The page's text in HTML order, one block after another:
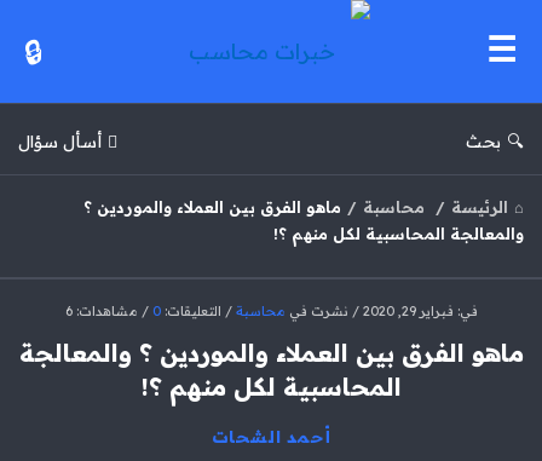
خبرات
محاسب
بحث أسأل سؤال
الرئيسة / محاسبة / ماهو الفرق بين العملاء والموردين ؟
والمعالجة المحاسبية لكل منهم ؟!
خبرات
محاسب
في: فبراير 29, 2020 نشرت في محاسبة التعليقات:0 مشاهدات: 6
ماهو الفرق بين العملاء والموردين ؟ والمعالجة
المحاسبية لكل منهم ؟!
أحمد الشحات